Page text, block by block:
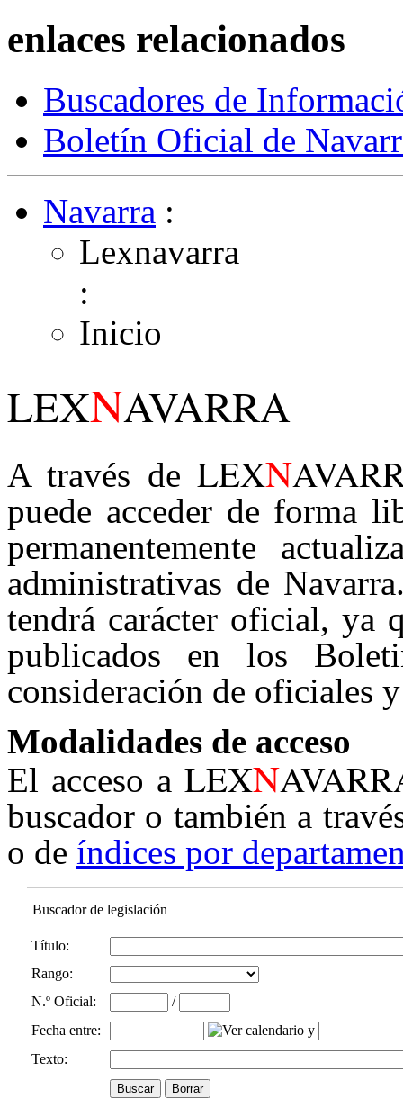
enlaces relacionados
Buscadores de
Boletín Oficial de
Navarra :
Lexnavarra
:
Inicio
LEXNAVARRA
A través de LEXN
puede acceder de forma
permanentemente
administrativas de
tendrá carácter oficial, ya
publicados en los
consideración de oficiales
Modalidades de acceso
El acceso aLEXN
buscador o también a
o de índices por
Buscador de legislación
Título:
Rango:
N.º Oficial:
/
Fecha entre:
y
Texto: